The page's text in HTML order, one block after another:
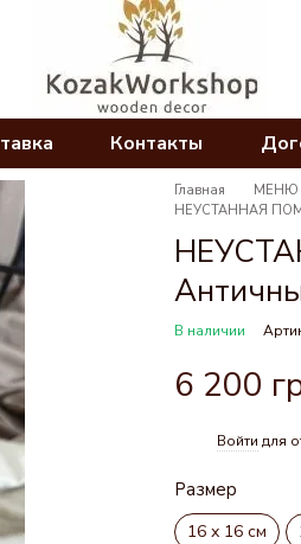
Контакты
Главная МЕНЮ
НЕУСТАННАЯ
В наличии
6 200
Войти для
Размер
16 х 16 см